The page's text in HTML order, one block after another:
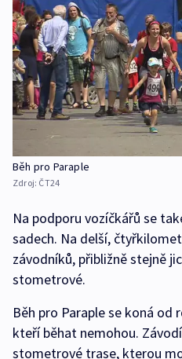
Běh pro Paraple
Zdroj: ČT24
Na podporu vozíčkářů se
sadech. Na delší,
závodníků, přibližně stejně
stometrové.
Běh pro Paraple se koná od
kteří běhat nemohou.
stometrové trase, kterou